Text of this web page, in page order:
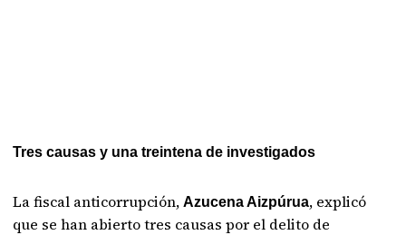
Tres causas y una treintena de investigados
La fiscal anticorrupción,Azucena Aizpúrua, explicó
que se han abierto tres causas por el delito de